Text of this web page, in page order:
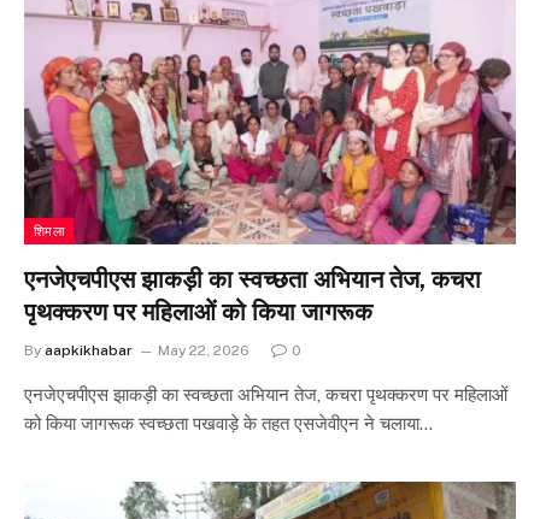
शिमला
एनजेएचपीएस झाकड़ी का स्वच्छता अभियान तेज, कचरा
पृथक्करण पर महिलाओं को किया जागरूक
By aapkikhabar May 22, 2026 0
एनजेएचपीएस झाकड़ी का स्वच्छता अभियान तेज, कचरा पृथक्करण पर महिलाओं
को किया जागरूक स्वच्छता पखवाड़े के तहत एसजेवीएन ने चलाया…